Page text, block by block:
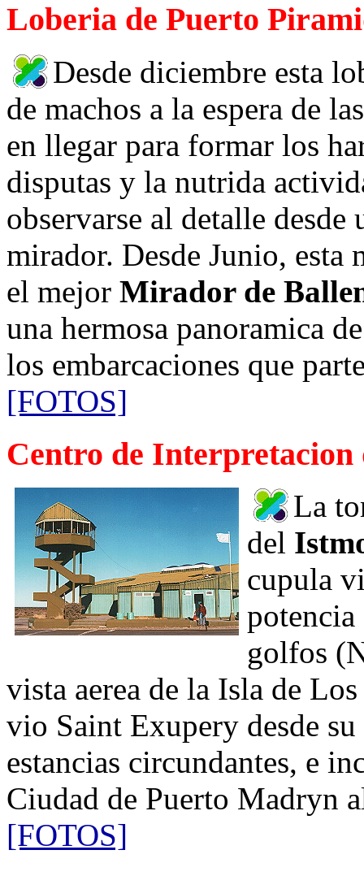
Loberia de Puerto
Desde diciembre esta
de machos a la espera de
en llegar para formar los
disputas y la nutrida
observarse al detalle
mirador. Desde Junio, esta
el mejor Mirador de
una hermosa panoramica
los embarcaciones que
[FOTOS]
Centro de Interpretacion
La
del
cupula
potencia
golfos
vista aerea de la Isla de
vio Saint Exupery desde
estancias circundantes, e
Ciudad de Puerto Madryn
[FOTOS]